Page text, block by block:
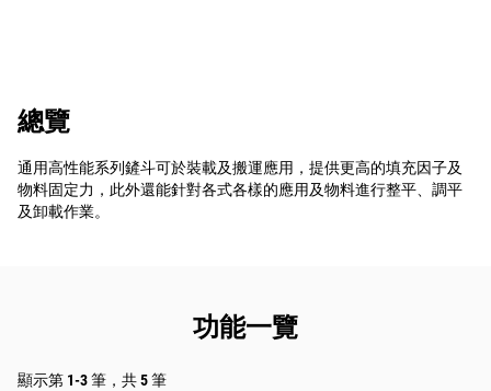
總覽
通用高性能系列鏟斗可於裝載及搬運應用，提供更高的填充因子及
物料固定力，此外還能針對各式各樣的應用及物料進行整平、調平
及卸載作業。
功能一覽
顯示第 1-3 筆，共 5 筆